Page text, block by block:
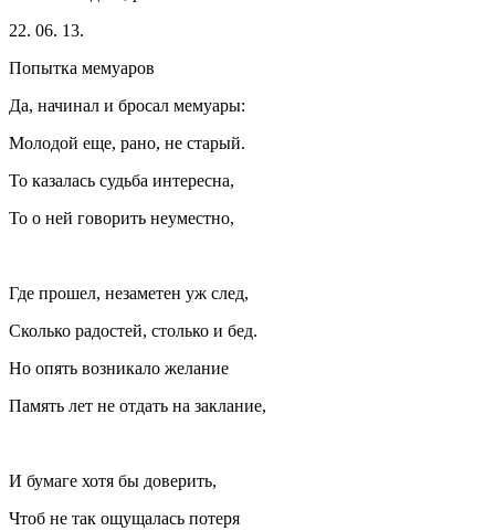
22. 06. 13.
Попытка мемуаров
Да, начинал и бросал мемуары:
Молодой еще, рано, не старый.
То казалась судьба интересна,
То о ней говорить неуместно,
Где прошел, незаметен уж след,
Сколько радостей, столько и бед.
Но опять возникало желание
Память лет не отдать на заклание,
И бумаге хотя бы доверить,
Чтоб не так ощущалась потеря